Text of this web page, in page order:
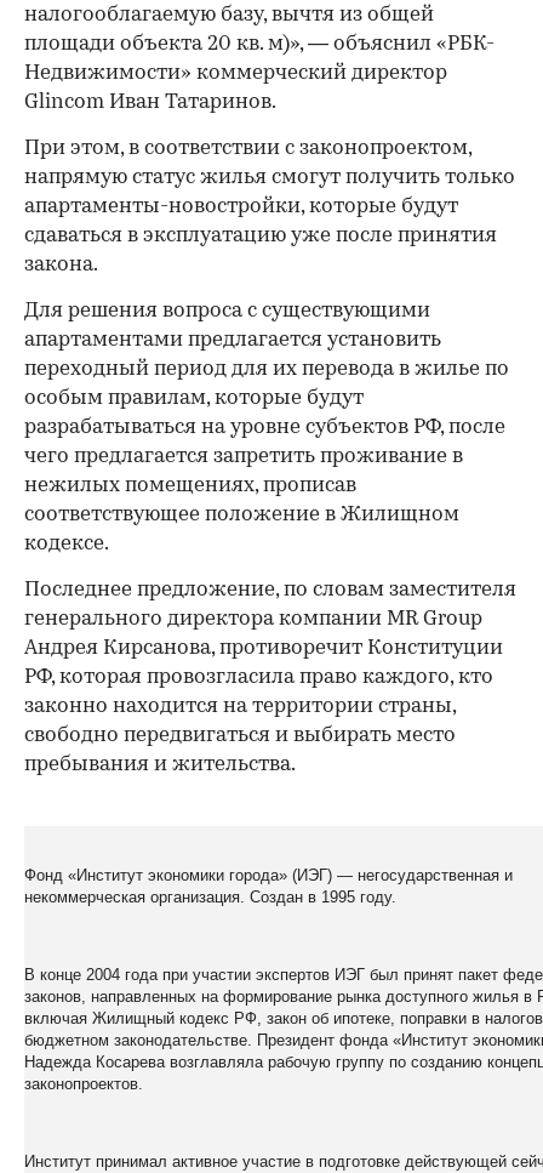
налогооблагаемую базу, вычтя из общей
площади объекта 20 кв. м)», — объяснил «РБК-
Недвижимости» коммерческий директор
Glincom Иван Татаринов.
При этом, в соответствии с законопроектом,
напрямую статус жилья смогут получить только
апартаменты-новостройки, которые будут
сдаваться в эксплуатацию уже после принятия
закона.
Для решения вопроса с существующими
апартаментами предлагается установить
переходный период для их перевода в жилье по
особым правилам, которые будут
разрабатываться на уровне субъектов РФ, после
чего предлагается запретить проживание в
нежилых помещениях, прописав
соответствующее положение в Жилищном
кодексе.
Последнее предложение, по словам заместителя
генерального директора компании MR Group
Андрея Кирсанова, противоречит Конституции
РФ, которая провозгласила право каждого, кто
законно находится на территории страны,
свободно передвигаться и выбирать место
пребывания и жительства.
Фонд «Институт экономики города» (ИЭГ) — негосударственная и
некоммерческая организация. Создан в 1995 году.
В конце 2004 года при участии экспертов ИЭГ был принят пакет
законов, направленных на формирование рынка доступного жилья в
включая Жилищный кодекс РФ, закон об ипотеке, поправки в
бюджетном законодательстве. Президент фонда «Институт
Надежда Косарева возглавляла рабочую группу по созданию
законопроектов.
Институт принимал активное участие в подготовке действующей